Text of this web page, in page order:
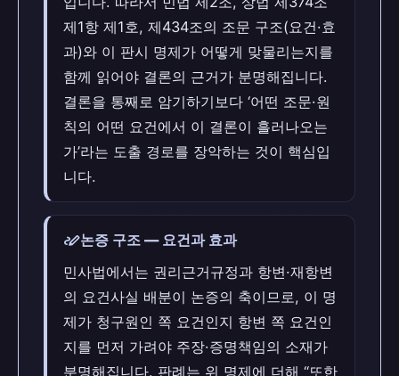
제1항 제1호, 제434조의 조문 구조(요건·효
과)와 이 판시 명제가 어떻게 맞물리는지를
함께 읽어야 결론의 근거가 분명해집니다.
결론을 통째로 암기하기보다 ‘어떤 조문·원
칙의 어떤 요건에서 이 결론이 흘러나오는
가’라는 도출 경로를 장악하는 것이 핵심입
니다.
stylus_note논증 구조 — 요건과 효과
민사법에서는 권리근거규정과 항변·재항변
의 요건사실 배분이 논증의 축이므로, 이 명
제가 청구원인 쪽 요건인지 항변 쪽 요건인
지를 먼저 가려야 주장·증명책임의 소재가
분명해집니다. 판례는 위 명제에 더해 “또한